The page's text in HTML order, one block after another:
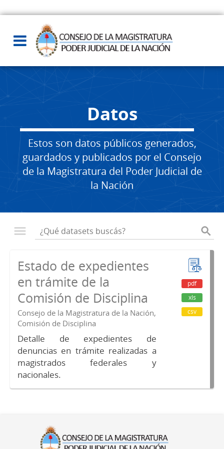
Datos
Estos son datos públicos generados,
guardados y publicados por el Consejo
de la Magistratura del Poder Judicial de
la Nación
Estado de expedientes
en trámite de la
Comisión de Disciplina
Consejo de la Magistratura de la Nación,
Comisión de Disciplina
Detalle de expedientes de
denuncias en trámite realizadas a
magistrados federales y
nacionales.
pdf
xls
csv